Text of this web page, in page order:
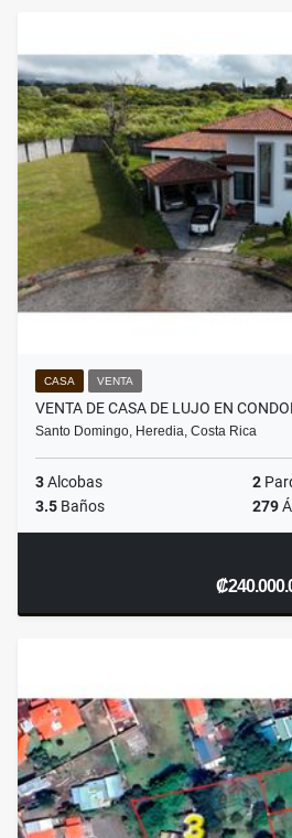
CASA VENTA
VENTA DE CASA DE LUJO EN
Santo Domingo, Heredia, Costa Rica
3Alcobas 2
3.5 Baños 279